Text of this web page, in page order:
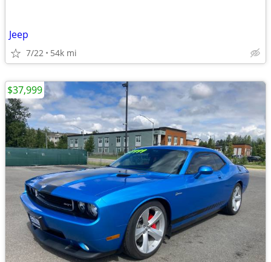
Jeep
7/22 54k mi
$37,999